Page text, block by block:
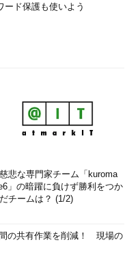
ード保護も使いよう
悲な専門家チーム「kuroma
」の暗躍に負けず勝利をつか
チームは？ (1/2)
の共有作業を削減！ 現場の